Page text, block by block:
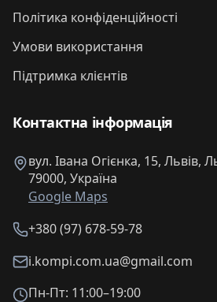
Політика конфіденційності
Умови використання
Підтримка клієнтів
Контактна інформація
вул. Івана Огієнка, 15, Львів,
79000, Україна
Google Maps
+380 (97) 678-59-78
i.kompi.com.ua@gmail.com
Пн-Пт: 11:00–19:00